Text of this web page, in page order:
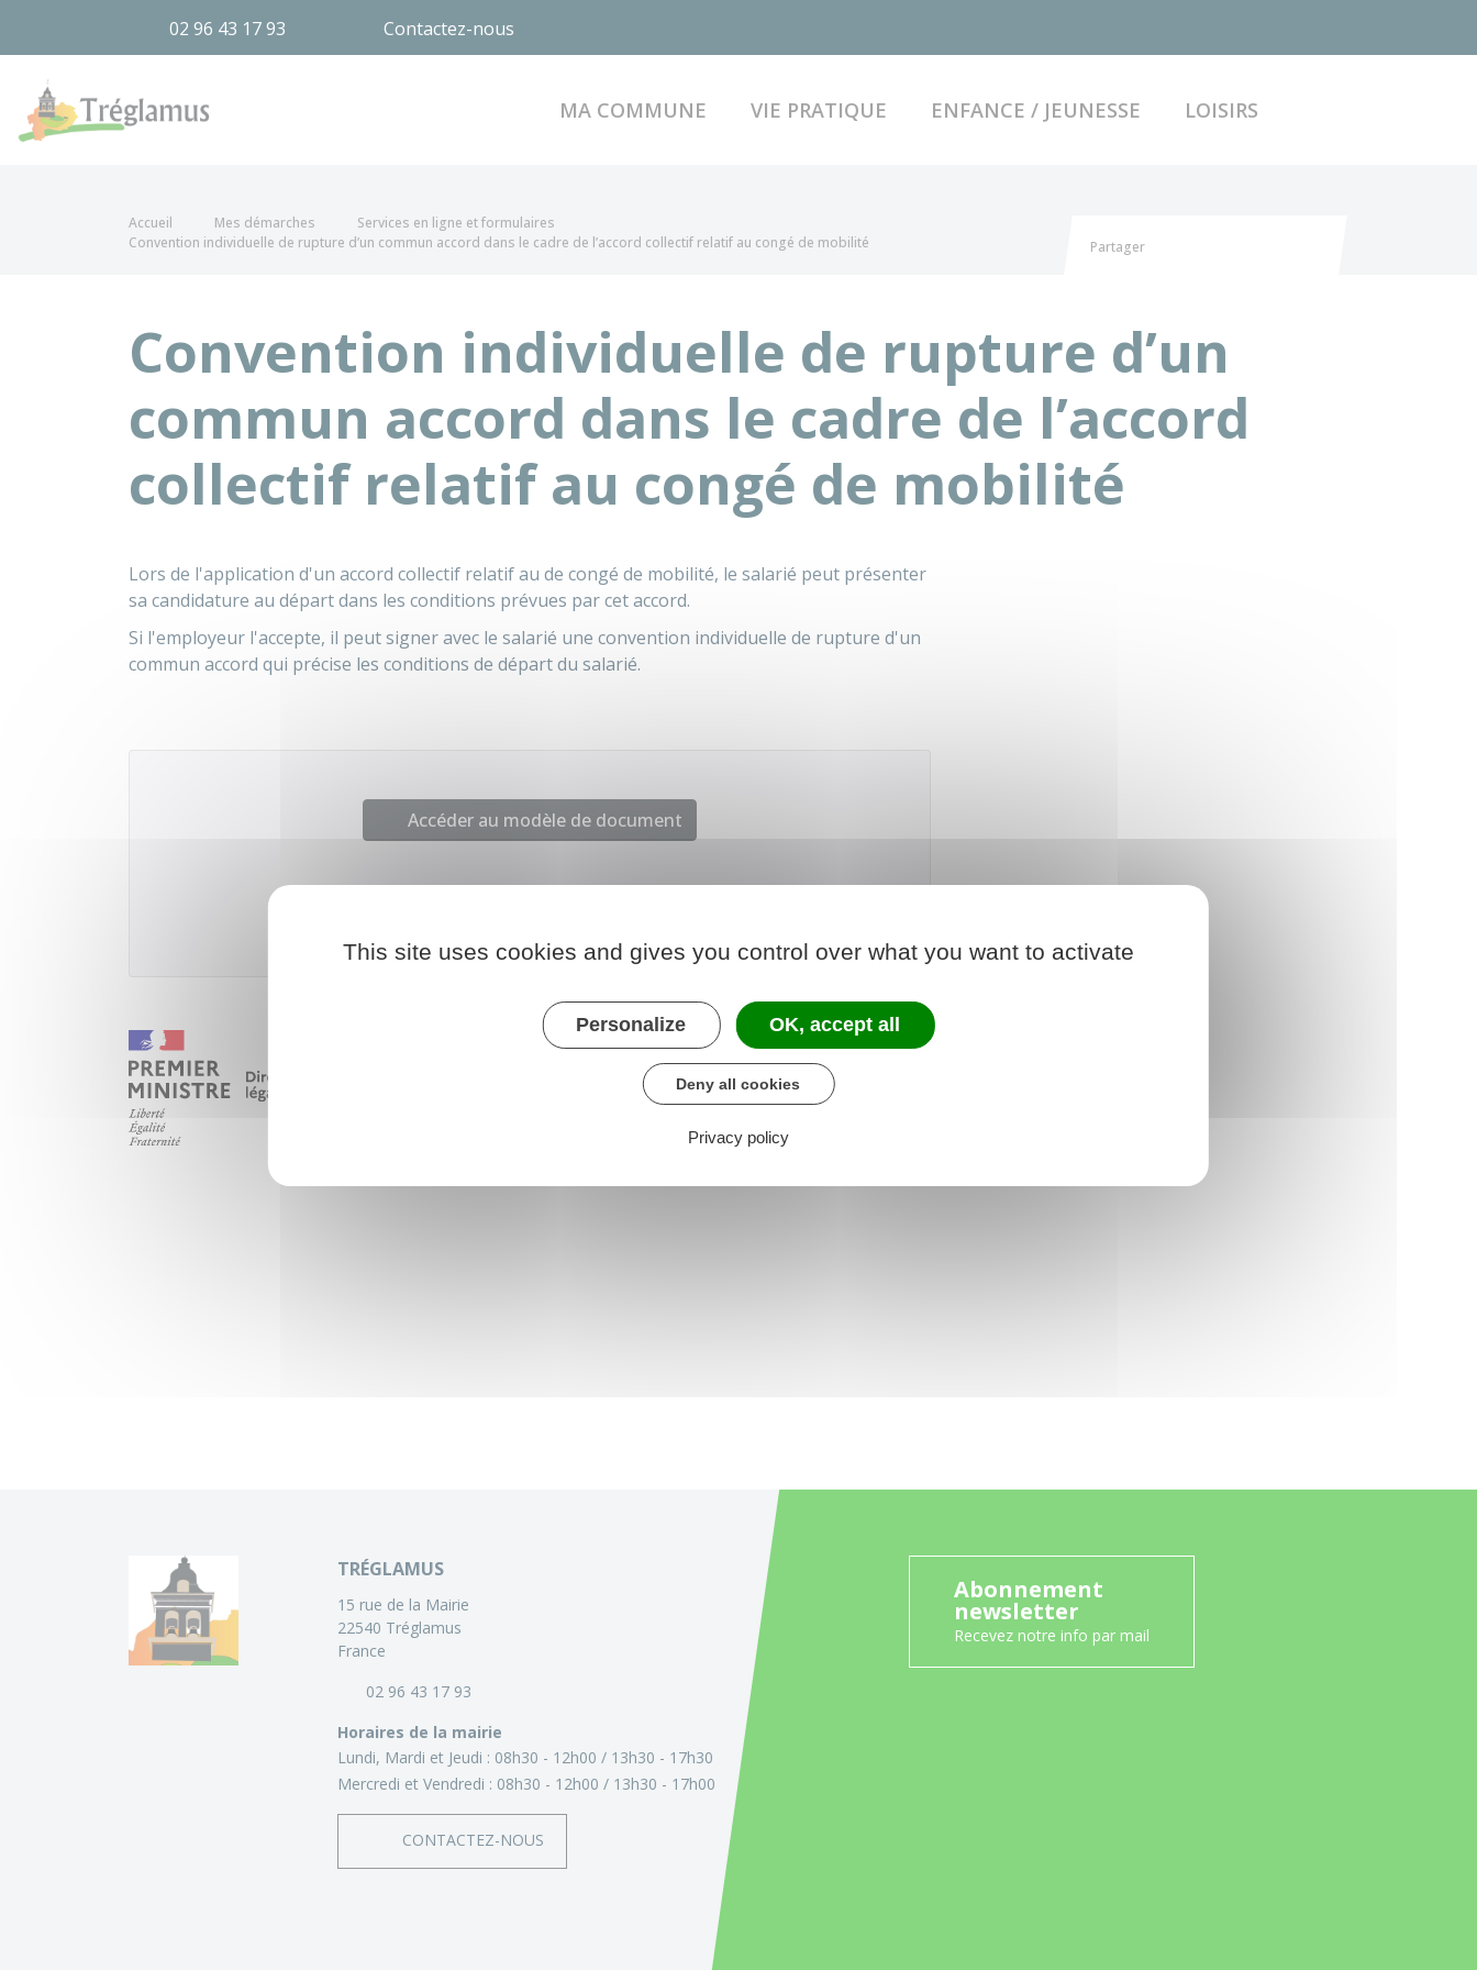
02 96 43 17 93 Contactez-nous
MA COMMUNE VIE PRATIQUE ENFANCE / JEUNESSE LOISIRS
Accueil Mes démarches
Services en ligne et formulaires
Convention individuelle de rupture d’un commun accord dans le cadre de l’accord collectif relatif au congé de mobilité
Partager
Convention individuelle de rupture d’un
commun accord dans le cadre de l’accord
collectif relatif au congé de mobilité
Lors de l'application d'un accord collectif relatif au de congé de mobilité, le salarié peut présenter
sa candidature au départ dans les conditions prévues par cet accord.
Si l'employeur l'accepte, il peut signer avec le salarié une convention individuelle de rupture d'un
commun accord qui précise les conditions de départ du salarié.
Accéder au modèle de document
Ministère chargé du travail
TRÉGLAMUS
15 rue de la Mairie
22540 Tréglamus
France
02 96 43 17 93
Horaires de la mairie
Lundi, Mardi et Jeudi : 08h30 - 12h00
13h30 - 17h30
Mercredi et Vendredi : 08h30 - 12h00 13h30 - 17h00
CONTACTEZ-NOUS
Abonnement
newsletter
Recevez notre info par mail
This site uses cookies and gives you control over what you want to activate
Personalize OK, accept all
Deny all cookies
Privacy policy